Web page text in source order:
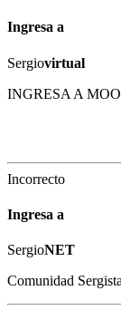
Ingresa a
Sergiovirtual
INGRESA A
Incorrecto
Ingresa a
SergioNET
Comunidad